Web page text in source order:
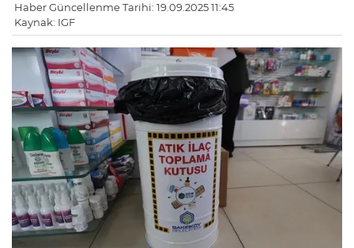
Haber Güncellenme Tarihi: 19.09.2025 11:45
Kaynak: IGF